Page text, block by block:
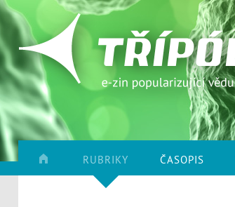
RUBRIKY ČASOPIS